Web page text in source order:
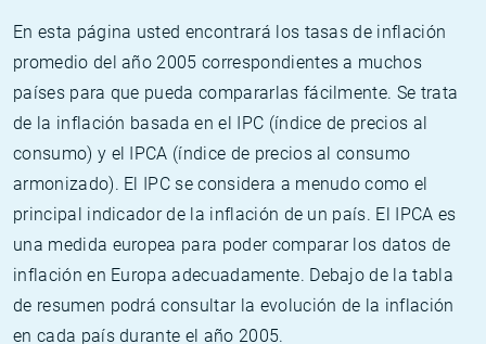
En esta página usted encontrará los tasas de inflación
promedio del año 2005 correspondientes a muchos
países para que pueda compararlas fácilmente. Se trata
de la inflación basada en el IPC (índice de precios al
consumo) y el IPCA (índice de precios al consumo
armonizado). El IPC se considera a menudo como el
principal indicador de la inflación de un país. El IPCA es
una medida europea para poder comparar los datos de
inflación en Europa adecuadamente. Debajo de la tabla
de resumen podrá consultar la evolución de la inflación
en cada país durante el año 2005.